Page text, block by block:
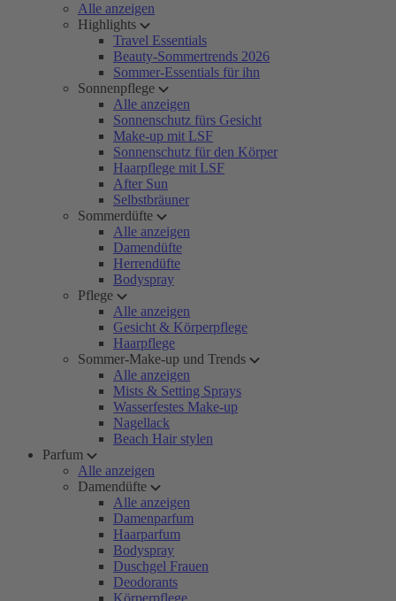
Alle anzeigen
Highlights
Travel Essentials
Beauty-Sommertrends 2026
Sommer-Essentials für ihn
Sonnenpflege
Alle anzeigen
Sonnenschutz fürs Gesicht
Make-up mit LSF
Sonnenschutz für den Körper
Haarpflege mit LSF
After Sun
Selbstbräuner
Sommerdüfte
Alle anzeigen
Damendüfte
Herrendüfte
Bodyspray
Pflege
Alle anzeigen
Gesicht & Körperpflege
Haarpflege
Sommer-Make-up und Trends
Alle anzeigen
Mists & Setting Sprays
Wasserfestes Make-up
Nagellack
Beach Hair stylen
Parfum
Alle anzeigen
Damendüfte
Alle anzeigen
Damenparfum
Haarparfum
Bodyspray
Duschgel Frauen
Deodorants
Körperpflege